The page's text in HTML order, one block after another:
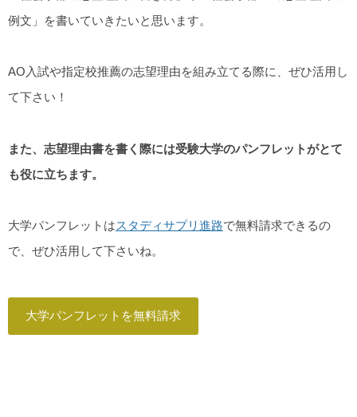
例文」を書いていきたいと思います。
AO入試や指定校推薦の志望理由を組み立てる際に、ぜひ活用し
て下さい！
また、志望理由書を書く際には受験大学のパンフレットがとて
も役に立ちます。
大学パンフレットはスタディサプリ進路で無料請求できるの
で、ぜひ活用して下さいね。
大学パンフレットを無料請求